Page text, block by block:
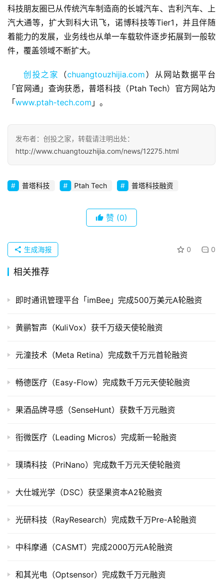
融
资
报
道
商
业
初
业
布
并
重
司
投
据
创
学
投稿
科技朋友圈已从传统汽车制造商的长城汽车、吉利汽车、上
汽大通等，扩大到科大讯飞，诺博科技等Tier1，并且伴随
着能力的发展，业务线也从单一车载软件逐步拓展到一般软
件，覆盖领域不断扩大。
创投之家 （chuangtouzhijia.com ）从网站数据平台
「官网通」查询获悉，普塔科技（Ptah Tech）官方网站为
「www.ptah-tech.com 」。
发布者：创投之家，转载请注明出处：
http://www.chuangtouzhijia.com/news/12275.html
普塔科技 Ptah Tech 普塔科技融资
赞 (0)
0 0
生成海报
相关推荐
即时通讯管理平台「imBee」完成500万美元A轮融资
黄鹂智声（KuliVox）获千万级天使轮融资
元潼技术（Meta Retina）完成数千万元首轮融资
畅德医疗（Easy-Flow）完成数千万元天使轮融资
果酒品牌寻感（SenseHunt）获数千万元融资
衔微医疗（Leading Micros）完成新一轮融资
璞璘科技（PriNano）完成数千万元天使轮融资
大仕城光学（DSC）获坚果资本A2轮融资
光研科技（RayResearch）完成数千万Pre-A轮融资
中科摩通（CASMT）完成2000万元A轮融资
和其光电（Optsensor）完成数千万元融资